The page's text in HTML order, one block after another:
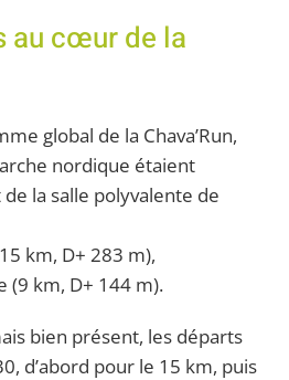
au cœur de la
global de la Chava’Run,
nordique étaient
la salle polyvalente de
km, D+ 283 m),
(9 km, D+ 144 m).
bien présent, les départs
d’abord pour le 15 km, puis